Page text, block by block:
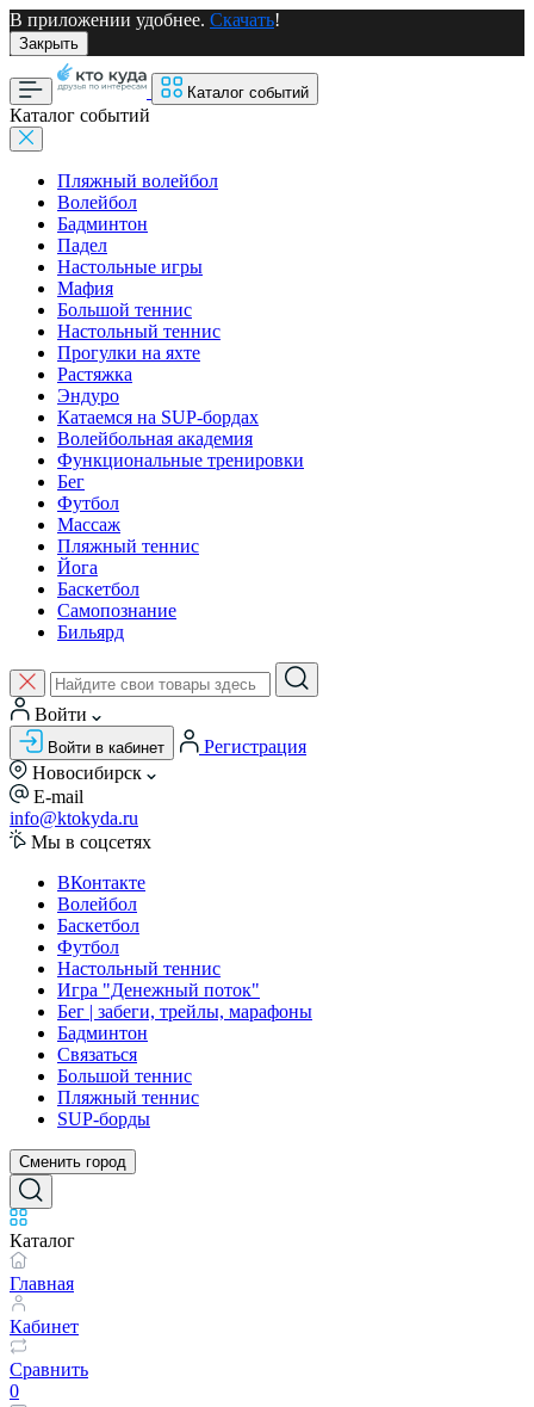
В приложении удобнее. Скачать!
Закрыть
Каталог событий
Каталог событий
Пляжный волейбол
Волейбол
Бадминтон
Падел
Настольные игры
Мафия
Большой теннис
Настольный теннис
Прогулки на яхте
Растяжка
Эндуро
Катаемся на SUP-бордах
Волейбольная академия
Функциональные тренировки
Бег
Футбол
Массаж
Пляжный теннис
Йога
Баскетбол
Самопознание
Бильярд
Войти
Войти в кабинет
Регистрация
Новосибирск
E-mail
info@ktokyda.ru
Мы в соцсетях
ВКонтакте
Волейбол
Баскетбол
Футбол
Настольный теннис
Игра "Денежный поток"
Бег | забеги, трейлы, марафоны
Бадминтон
Связаться
Большой теннис
Пляжный теннис
SUP-борды
Сменить город
Каталог
Главная
Кабинет
Сравнить
0